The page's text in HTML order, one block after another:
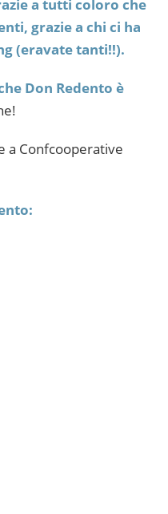
a tutti coloro che
grazie a chi ci ha
(eravate tanti!!).
Don Redento è
a Confcooperative